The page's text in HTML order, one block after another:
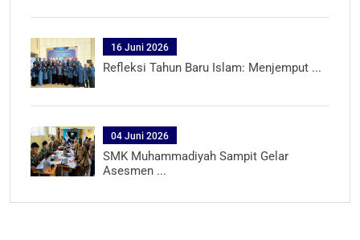
16 Juni 2026
Refleksi Tahun Baru Islam: Menjemput ...
04 Juni 2026
SMK Muhammadiyah Sampit Gelar
Asesmen ...